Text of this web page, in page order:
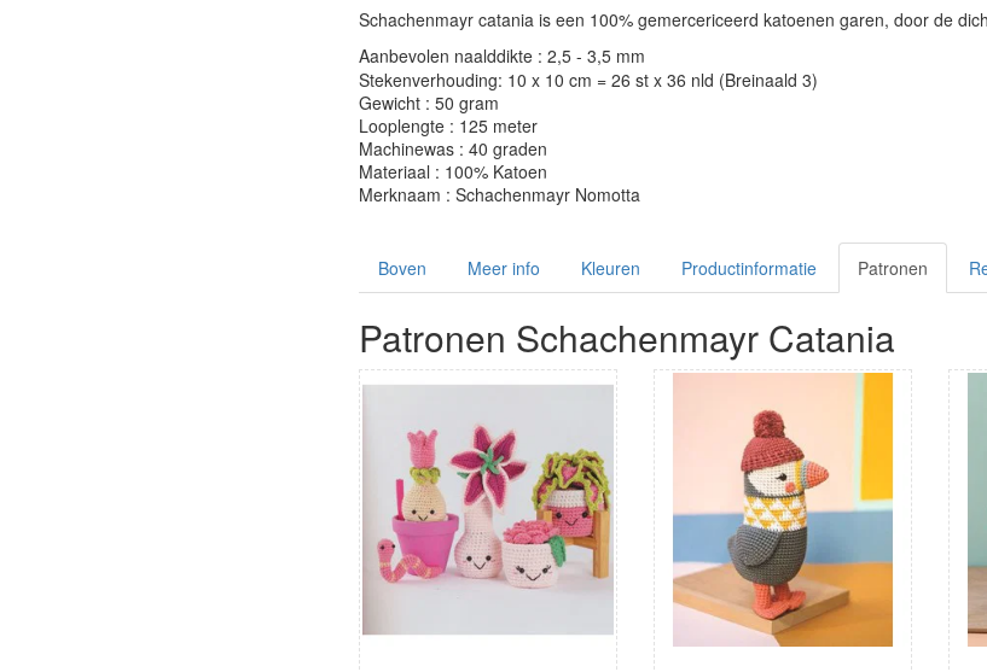
Schachenmayr catania is een 100% gemercericeerd katoenen garen, door de
Aanbevolen naalddikte : 2,5 - 3,5 mm
Stekenverhouding: 10 x 10 cm = 26 st x 36 nld (Breinaald 3)
Gewicht : 50 gram
Looplengte : 125 meter
Machinewas : 40 graden
Materiaal : 100% Katoen
Merknaam : Schachenmayr Nomotta
Boven Meer info Kleuren Productinformatie Patronen
Patronen Schachenmayr Catania